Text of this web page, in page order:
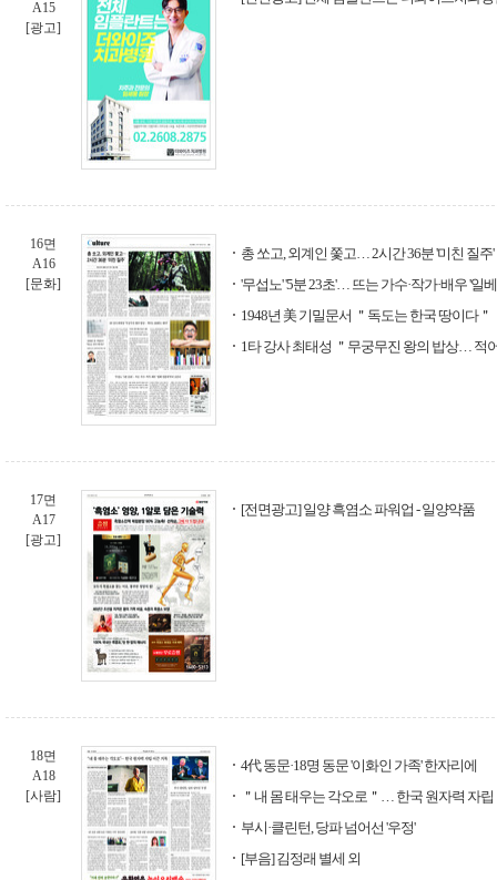
A15
[광고]
16면
A16
[문화]
총 쏘고, 외계인 쫓고… 2시간 36분 '미친 질주'
'무섭노' '5분 23초'… 뜨는 가수·작가·배우 '일
1948년 美 기밀문서 ＂독도는 한국 땅이다＂
1타 강사 최태성 ＂무궁무진 왕의 밥상… 적
17면
A17
[광고]
[전면광고] 일양 흑염소 파워업 - 일양약품
18면
A18
[사람]
4代 동문·18명 동문 '이화인 가족' 한자리에
＂내 몸 태우는 각오로＂… 한국 원자력 자립
부시·클린턴, 당파 넘어선 '우정'
[부음] 김정래 별세 외